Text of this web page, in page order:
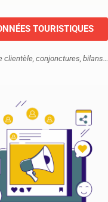
TOURISTIQUES
clientèle, conjonctures, bilans…